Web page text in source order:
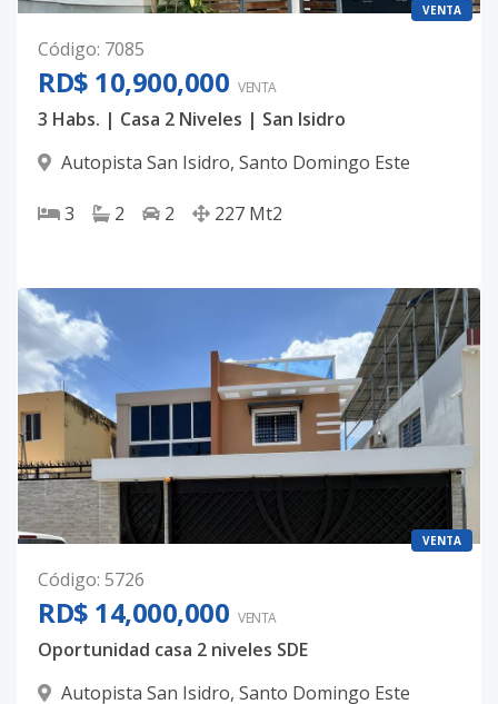
VENTA
Código: 7085
RD$ 10,900,000 VENTA
3 Habs. | Casa 2 Niveles | San Isidro
Autopista San Isidro, Santo Domingo Este
3 2 2 227 Mt2
VENTA
Código: 5726
RD$ 14,000,000 VENTA
Oportunidad casa 2 niveles SDE
Autopista San Isidro, Santo Domingo Este